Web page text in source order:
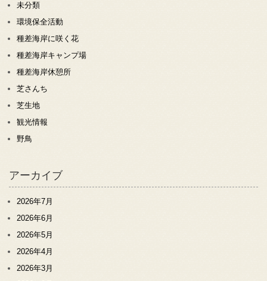
未分類
環境保全活動
種差海岸に咲く花
種差海岸キャンプ場
種差海岸休憩所
芝さんち
芝生地
観光情報
野鳥
アーカイブ
2026年7月
2026年6月
2026年5月
2026年4月
2026年3月